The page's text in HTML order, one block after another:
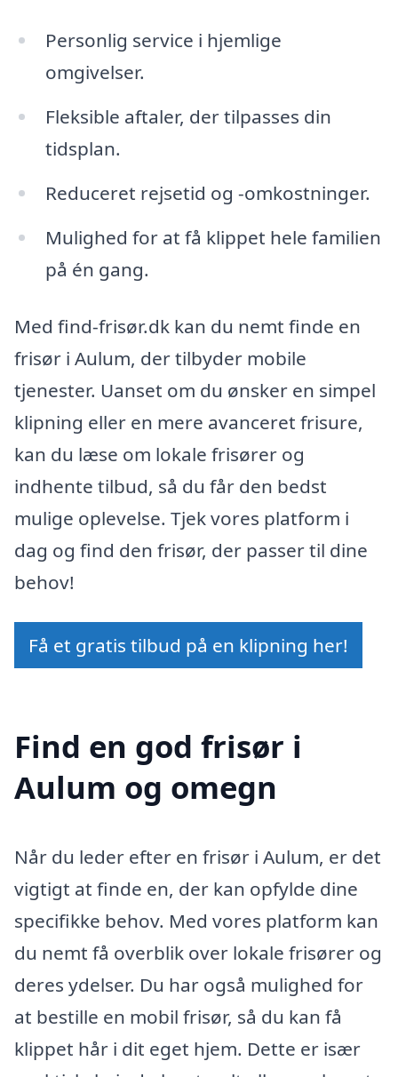
Personlig service i hjemlige
omgivelser.
Fleksible aftaler, der tilpasses din
tidsplan.
Reduceret rejsetid og -omkostninger.
Mulighed for at få klippet hele familien
på én gang.
Med find-frisør.dk kan du nemt finde en
frisør i Aulum, der tilbyder mobile
tjenester. Uanset om du ønsker en simpel
klipning eller en mere avanceret frisure,
kan du læse om lokale frisører og
indhente tilbud, så du får den bedst
mulige oplevelse. Tjek vores platform i
dag og find den frisør, der passer til dine
behov!
Få et gratis tilbud på en klipning her!
Find en god frisør i
Aulum og omegn
Når du leder efter en frisør i Aulum, er det
vigtigt at finde en, der kan opfylde dine
specifikke behov. Med vores platform kan
du nemt få overblik over lokale frisører og
deres ydelser. Du har også mulighed for
at bestille en mobil frisør, så du kan få
klippet hår i dit eget hjem. Dette er især